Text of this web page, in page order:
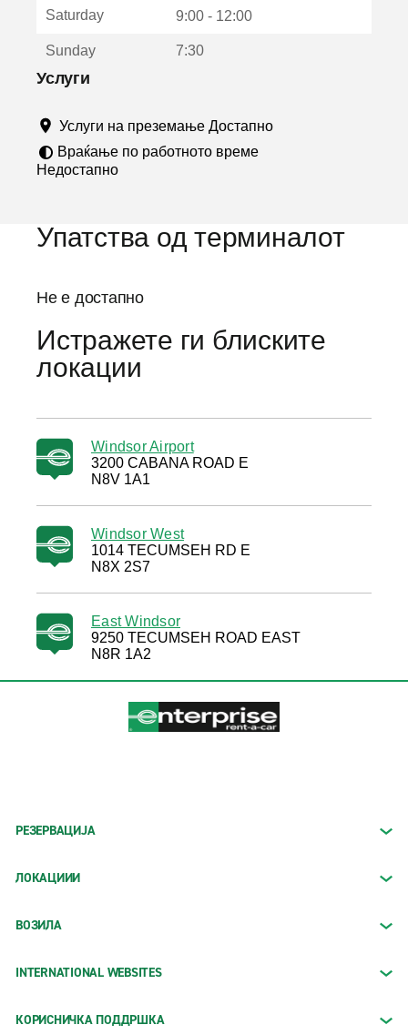
о
р
Saturday 9:00 - 12:00
Sunday 7:30
Услуги
Услуги на преземање Достапно
Враќање по работното време
Недостапно
Упатства од терминалот
Не е достапно
Истражете ги блиските
локации
Windsor Airport
3200 CABANA ROAD E
N8V 1A1
Windsor West
1014 TECUMSEH RD E
N8X 2S7
East Windsor
9250 TECUMSEH ROAD EAST
N8R 1A2
РЕЗЕРВАЦИЈА
ЛОКАЦИИИ
ВОЗИЛА
INTERNATIONAL WEBSITES
КОРИСНИЧКА ПОДДРШКА